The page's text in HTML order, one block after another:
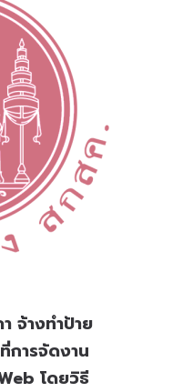
จ้างทำป้าย
ารจัดงาน
โดยวิธี